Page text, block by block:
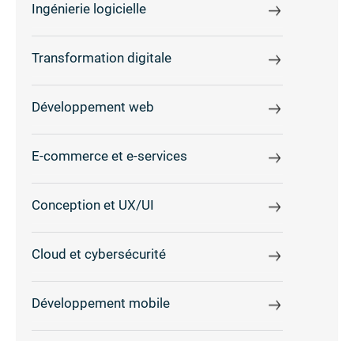
Ingénierie logicielle
Transformation digitale
Développement web
E-commerce et e-services
Conception et UX/UI
Cloud et cybersécurité
Développement mobile